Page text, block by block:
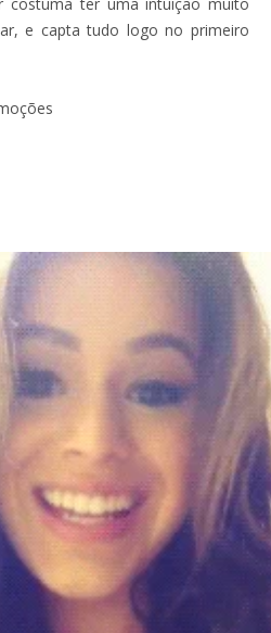
e capta tudo logo no primeiro